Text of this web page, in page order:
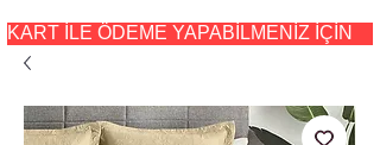
KART ILE ÖDEME YAPABILMENIZ IÇIN